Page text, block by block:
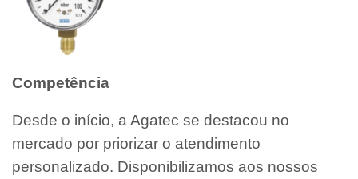
Competência
Desde o início, a Agatec se destacou no
mercado por priorizar o atendimento
personalizado. Disponibilizamos aos nossos